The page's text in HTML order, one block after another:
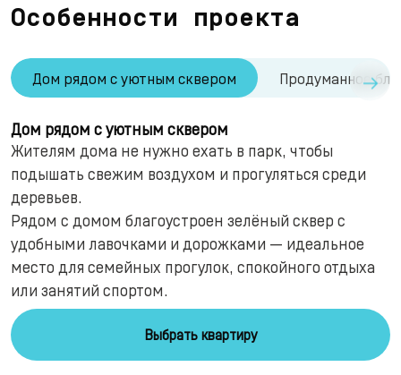
Особенности проекта
Дом рядом с уютным сквером Продуманное→
Дом рядом с уютным сквером
Жителям дома не нужно ехать в парк, чтобы
подышать свежим воздухом и прогуляться среди
деревьев.
Рядом с домом благоустроен зелёный сквер с
удобными лавочками и дорожками — идеальное
место для семейных прогулок, спокойного отдыха
или занятий спортом.
Выбрать квартиру